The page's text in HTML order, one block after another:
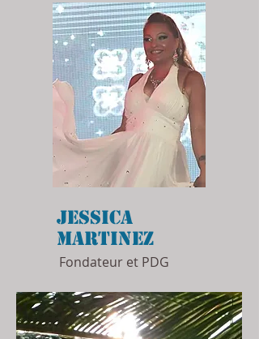
Jessica
Martinez
Fondateur et PDG